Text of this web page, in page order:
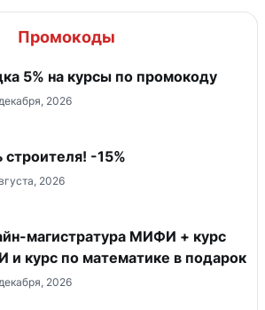
Промокоды
5% на курсы по промокоду
2026
строителя! -15%
2026
магистратура МИФИ + курс
и курс по математике в подарок
2026